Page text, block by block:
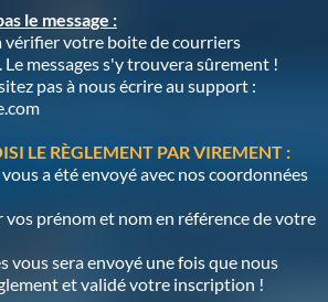
le message :
vérifier votre boite de courriers
messages s'y trouvera sûrement !
pas à nous écrire au support :
LE RÈGLEMENT PAR VIREMENT :
a été envoyé avec nos coordonnées
vos prénom et nom en référence de votre
vous sera envoyé une fois que nous
et validé votre inscription !